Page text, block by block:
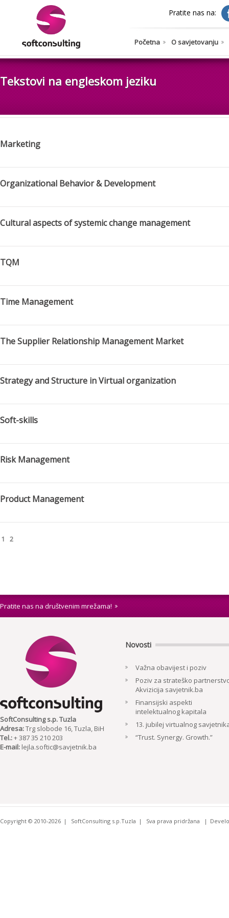
Pratite nas na:
Početna O savjetovanju
Tekstovi na engleskom jeziku
Marketing
Organizational Behavior & Development
Cultural aspects of systemic change management
TQM
Time Management
The Supplier Relationship Management Market
Strategy and Structure in Virtual organization
Soft-skills
Risk Management
Product Management
1 2
Pratite nas na društvenim mrežama!
SoftConsulting s.p. Tuzla
Adresa:Trg slobode 16, Tuzla, BiH
Tel.:+ 387 35 210 203
E-mail: lejla.softic@savjetnik.ba
Novosti
Važna obavijest i poziv
Poziv za strateško
Akvizicija savjetnik.ba
Finansijski aspekti
intelektualnog kapitala
13. jubilej virtualnog
“Trust. Synergy. Growth.”
Copyright © 2010-2026 SoftConsulting s.p.Tuzla Sva prava pridržana